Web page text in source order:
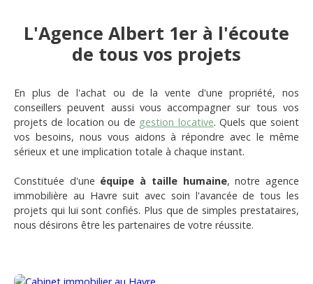
L'Agence Albert 1er à l'écoute
de tous vos projets
En plus de l'achat ou de la vente d'une propriété, nos
conseillers peuvent aussi vous accompagner sur tous vos
projets de location ou de gestion locative. Quels que soient
vos besoins, nous vous aidons à répondre avec le même
sérieux et une implication totale à chaque instant.
Constituée d'une équipe à taille humaine, notre agence
immobilière au Havre suit avec soin l'avancée de tous les
projets qui lui sont confiés. Plus que de simples prestataires,
nous désirons être les partenaires de votre réussite.